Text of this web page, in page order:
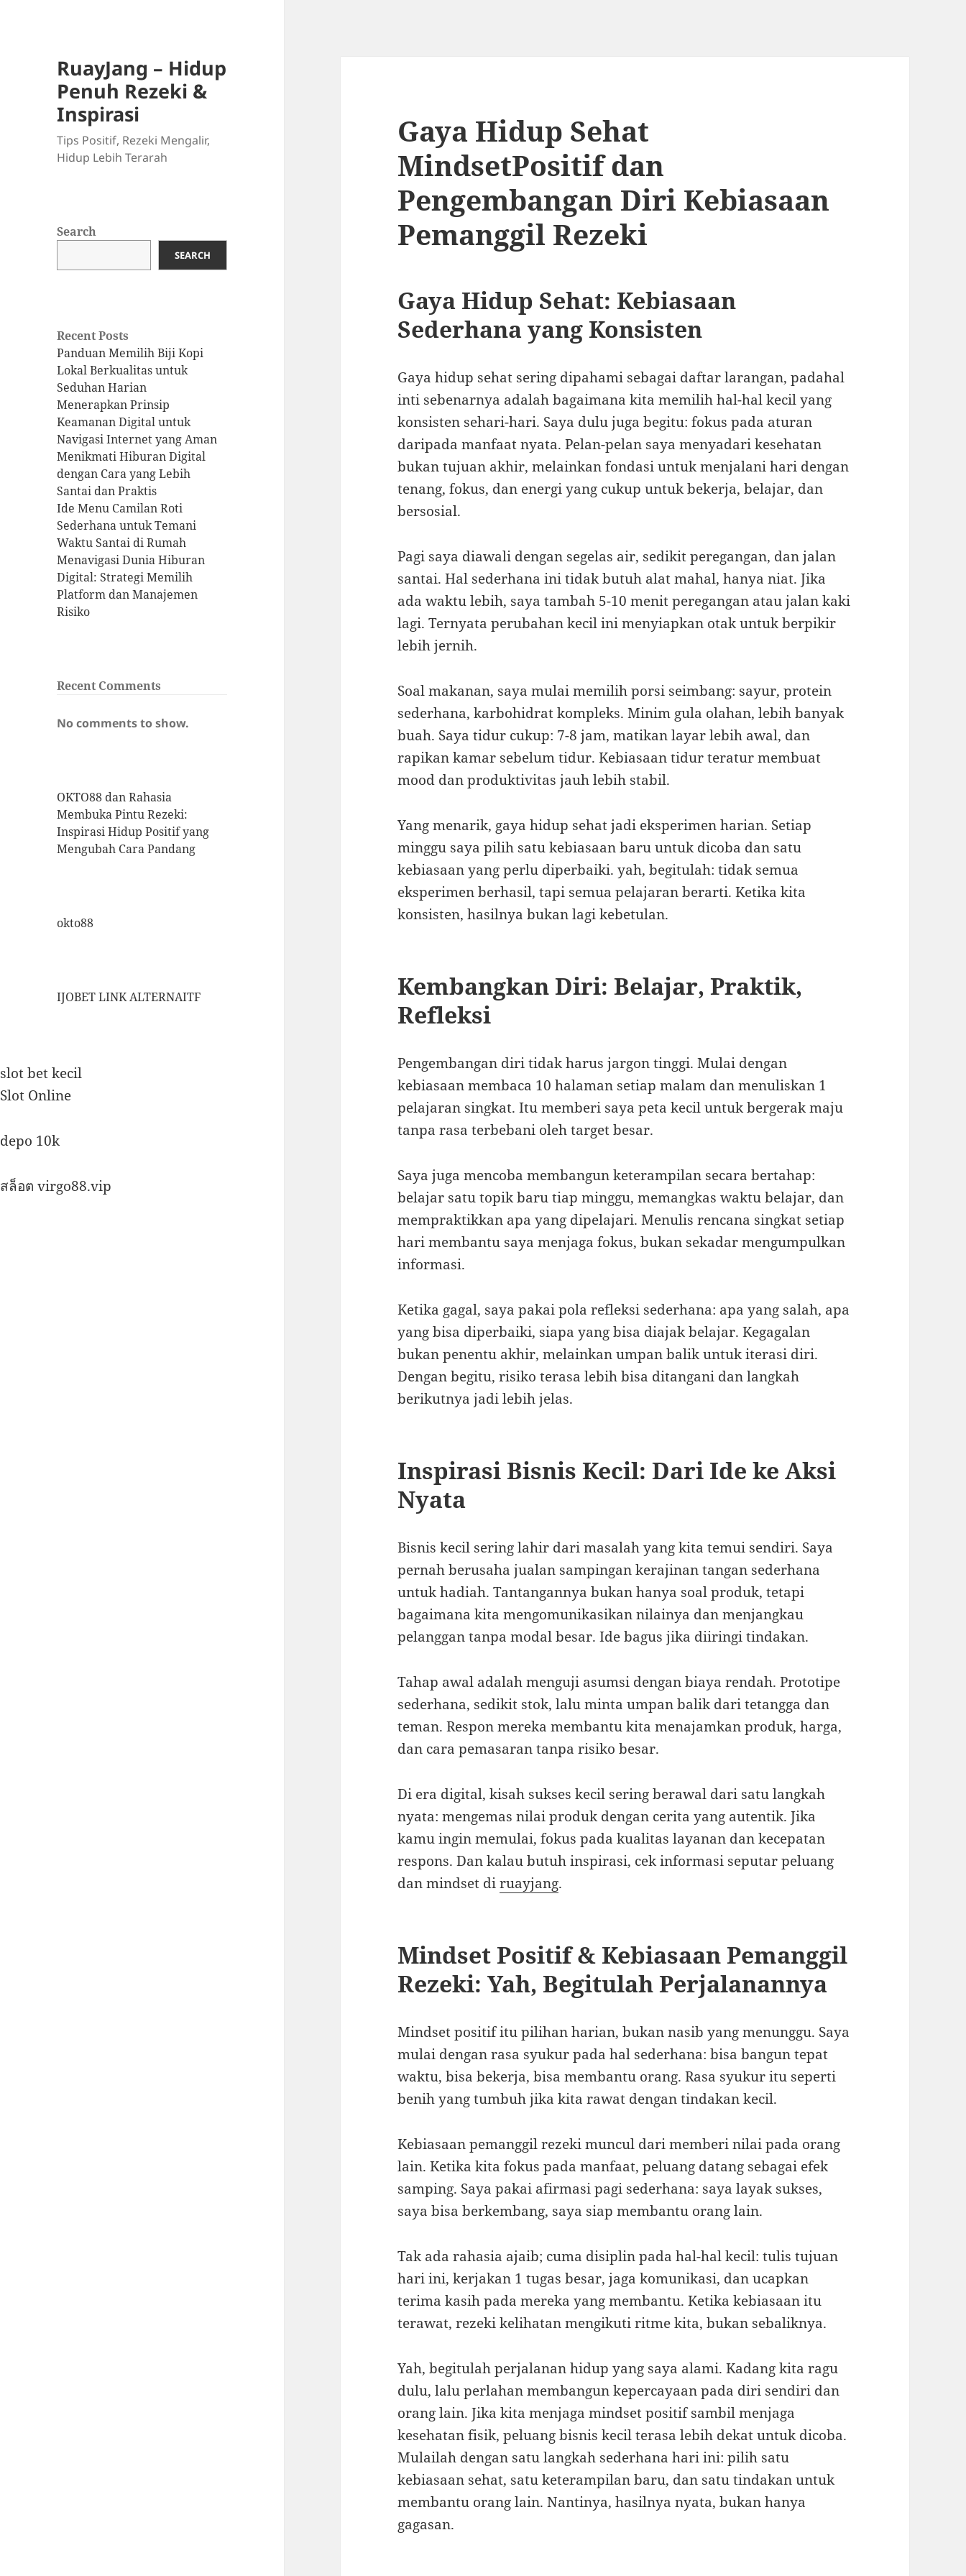
RuayJang – Hidup
Penuh Rezeki &
Inspirasi
Tips Positif, Rezeki Mengalir,
Hidup Lebih Terarah
Search
SEARCH
Recent Posts
Panduan Memilih Biji Kopi
Lokal Berkualitas untuk
Seduhan Harian
Menerapkan Prinsip
Keamanan Digital untuk
Navigasi Internet yang Aman
Menikmati Hiburan Digital
dengan Cara yang Lebih
Santai dan Praktis
Ide Menu Camilan Roti
Sederhana untuk Temani
Waktu Santai di Rumah
Menavigasi Dunia Hiburan
Digital: Strategi Memilih
Platform dan Manajemen
Risiko
Recent Comments
No comments to show.
OKTO88 dan Rahasia
Membuka Pintu Rezeki:
Inspirasi Hidup Positif yang
Mengubah Cara Pandang
okto88
IJOBET LINK ALTERNAITF
slot bet kecil
Slot Online
depo 10k
สล็อต virgo88.vip
Gaya Hidup Sehat
MindsetPositif dan
Pengembangan Diri Kebiasaan
Pemanggil Rezeki
Gaya Hidup Sehat: Kebiasaan
Sederhana yang Konsisten
Gaya hidup sehat sering dipahami sebagai daftar larangan, padahal
inti sebenarnya adalah bagaimana kita memilih hal-hal kecil yang
konsisten sehari-hari. Saya dulu juga begitu: fokus pada aturan
daripada manfaat nyata. Pelan-pelan saya menyadari kesehatan
bukan tujuan akhir, melainkan fondasi untuk menjalani hari dengan
tenang, fokus, dan energi yang cukup untuk bekerja, belajar, dan
bersosial.
Pagi saya diawali dengan segelas air, sedikit peregangan, dan jalan
santai. Hal sederhana ini tidak butuh alat mahal, hanya niat. Jika
ada waktu lebih, saya tambah 5-10 menit peregangan atau jalan kaki
lagi. Ternyata perubahan kecil ini menyiapkan otak untuk berpikir
lebih jernih.
Soal makanan, saya mulai memilih porsi seimbang: sayur, protein
sederhana, karbohidrat kompleks. Minim gula olahan, lebih banyak
buah. Saya tidur cukup: 7-8 jam, matikan layar lebih awal, dan
rapikan kamar sebelum tidur. Kebiasaan tidur teratur membuat
mood dan produktivitas jauh lebih stabil.
Yang menarik, gaya hidup sehat jadi eksperimen harian. Setiap
minggu saya pilih satu kebiasaan baru untuk dicoba dan satu
kebiasaan yang perlu diperbaiki. yah, begitulah: tidak semua
eksperimen berhasil, tapi semua pelajaran berarti. Ketika kita
konsisten, hasilnya bukan lagi kebetulan.
Kembangkan Diri: Belajar, Praktik,
Refleksi
Pengembangan diri tidak harus jargon tinggi. Mulai dengan
kebiasaan membaca 10 halaman setiap malam dan menuliskan 1
pelajaran singkat. Itu memberi saya peta kecil untuk bergerak maju
tanpa rasa terbebani oleh target besar.
Saya juga mencoba membangun keterampilan secara bertahap:
belajar satu topik baru tiap minggu, memangkas waktu belajar, dan
mempraktikkan apa yang dipelajari. Menulis rencana singkat setiap
hari membantu saya menjaga fokus, bukan sekadar mengumpulkan
informasi.
Ketika gagal, saya pakai pola refleksi sederhana: apa yang salah, apa
yang bisa diperbaiki, siapa yang bisa diajak belajar. Kegagalan
bukan penentu akhir, melainkan umpan balik untuk iterasi diri.
Dengan begitu, risiko terasa lebih bisa ditangani dan langkah
berikutnya jadi lebih jelas.
Inspirasi Bisnis Kecil: Dari Ide ke Aksi
Nyata
Bisnis kecil sering lahir dari masalah yang kita temui sendiri. Saya
pernah berusaha jualan sampingan kerajinan tangan sederhana
untuk hadiah. Tantangannya bukan hanya soal produk, tetapi
bagaimana kita mengomunikasikan nilainya dan menjangkau
pelanggan tanpa modal besar. Ide bagus jika diiringi tindakan.
Tahap awal adalah menguji asumsi dengan biaya rendah. Prototipe
sederhana, sedikit stok, lalu minta umpan balik dari tetangga dan
teman. Respon mereka membantu kita menajamkan produk, harga,
dan cara pemasaran tanpa risiko besar.
Di era digital, kisah sukses kecil sering berawal dari satu langkah
nyata: mengemas nilai produk dengan cerita yang autentik. Jika
kamu ingin memulai, fokus pada kualitas layanan dan kecepatan
respons. Dan kalau butuh inspirasi, cek informasi seputar peluang
dan mindset diruayjang.
Mindset Positif & Kebiasaan Pemanggil
Rezeki: Yah, Begitulah Perjalanannya
Mindset positif itu pilihan harian, bukan nasib yang menunggu. Saya
mulai dengan rasa syukur pada hal sederhana: bisa bangun tepat
waktu, bisa bekerja, bisa membantu orang. Rasa syukur itu seperti
benih yang tumbuh jika kita rawat dengan tindakan kecil.
Kebiasaan pemanggil rezeki muncul dari memberi nilai pada orang
lain. Ketika kita fokus pada manfaat, peluang datang sebagai efek
samping. Saya pakai afirmasi pagi sederhana: saya layak sukses,
saya bisa berkembang, saya siap membantu orang lain.
Tak ada rahasia ajaib; cuma disiplin pada hal-hal kecil: tulis tujuan
hari ini, kerjakan 1 tugas besar, jaga komunikasi, dan ucapkan
terima kasih pada mereka yang membantu. Ketika kebiasaan itu
terawat, rezeki kelihatan mengikuti ritme kita, bukan sebaliknya.
Yah, begitulah perjalanan hidup yang saya alami. Kadang kita ragu
dulu, lalu perlahan membangun kepercayaan pada diri sendiri dan
orang lain. Jika kita menjaga mindset positif sambil menjaga
kesehatan fisik, peluang bisnis kecil terasa lebih dekat untuk dicoba.
Mulailah dengan satu langkah sederhana hari ini: pilih satu
kebiasaan sehat, satu keterampilan baru, dan satu tindakan untuk
membantu orang lain. Nantinya, hasilnya nyata, bukan hanya
gagasan.